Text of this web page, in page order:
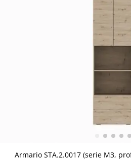
Armario STA.2.0017 (serie M3,